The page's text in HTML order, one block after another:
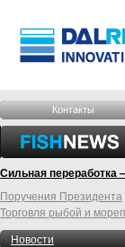
Контакты
Сильная переработка
Поручения Президента
Торговля рыбой и
Новости